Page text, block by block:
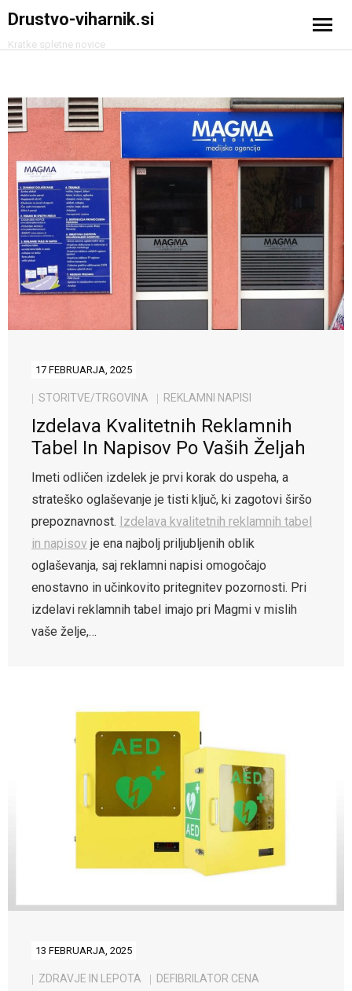
Drustvo-viharnik.si
Kratke spletne novice
Avtomobilizem
Računalništvo in tehnologija
Turizem
17 FEBRUARJA, 2025
STORITVE/TRGOVINA REKLAMNI NAPISI
Izdelava Kvalitetnih Reklamnih
Tabel In Napisov Po Vaših Željah
Imeti odličen izdelek je prvi korak do uspeha, a
strateško oglaševanje je tisti ključ, ki zagotovi širšo
prepoznavnost. Izdelava kvalitetnih reklamnih tabel
in napisov je ena najbolj priljubljenih oblik
oglaševanja, saj reklamni napisi omogočajo
enostavno in učinkovito pritegnitev pozornosti. Pri
izdelavi reklamnih tabel imajo pri Magmi v mislih
vaše želje,…
13 FEBRUARJA, 2025
ZDRAVJE IN LEPOTA DEFIBRILATOR CENA